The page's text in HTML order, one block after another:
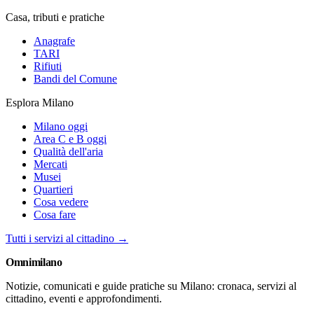
Casa, tributi e pratiche
Anagrafe
TARI
Rifiuti
Bandi del Comune
Esplora Milano
Milano oggi
Area C e B oggi
Qualità dell'aria
Mercati
Musei
Quartieri
Cosa vedere
Cosa fare
Tutti i servizi al cittadino →
Omnimilano
Notizie, comunicati e guide pratiche su Milano: cronaca, servizi al
cittadino, eventi e approfondimenti.